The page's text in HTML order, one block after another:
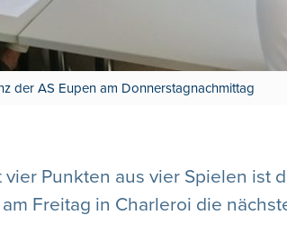
der AS Eupen am Donnerstagnachmittag
Punkten aus vier Spielen ist
Freitag in Charleroi die